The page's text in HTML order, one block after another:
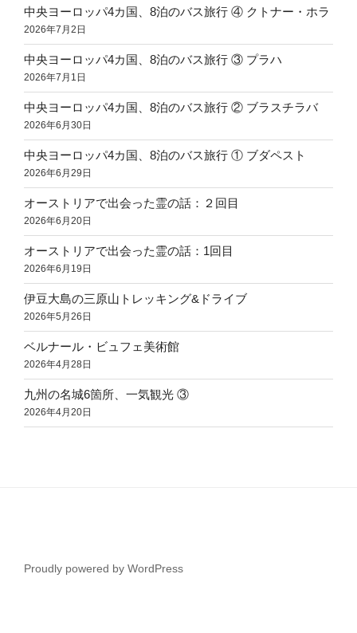
中央ヨーロッパ4カ国、8泊のバス旅行 ④ クトナー・ホラ
2026年7月2日
中央ヨーロッパ4カ国、8泊のバス旅行 ③ プラハ
2026年7月1日
中央ヨーロッパ4カ国、8泊のバス旅行 ② ブラスチラバ
2026年6月30日
中央ヨーロッパ4カ国、8泊のバス旅行 ① ブダペスト
2026年6月29日
オーストリアで出会った霊の話：２回目
2026年6月20日
オーストリアで出会った霊の話：1回目
2026年6月19日
伊豆大島の三原山トレッキング&ドライブ
2026年5月26日
ベルナール・ビュフェ美術館
2026年4月28日
九州の名城6箇所、一気観光 ③
2026年4月20日
Proudly powered by WordPress